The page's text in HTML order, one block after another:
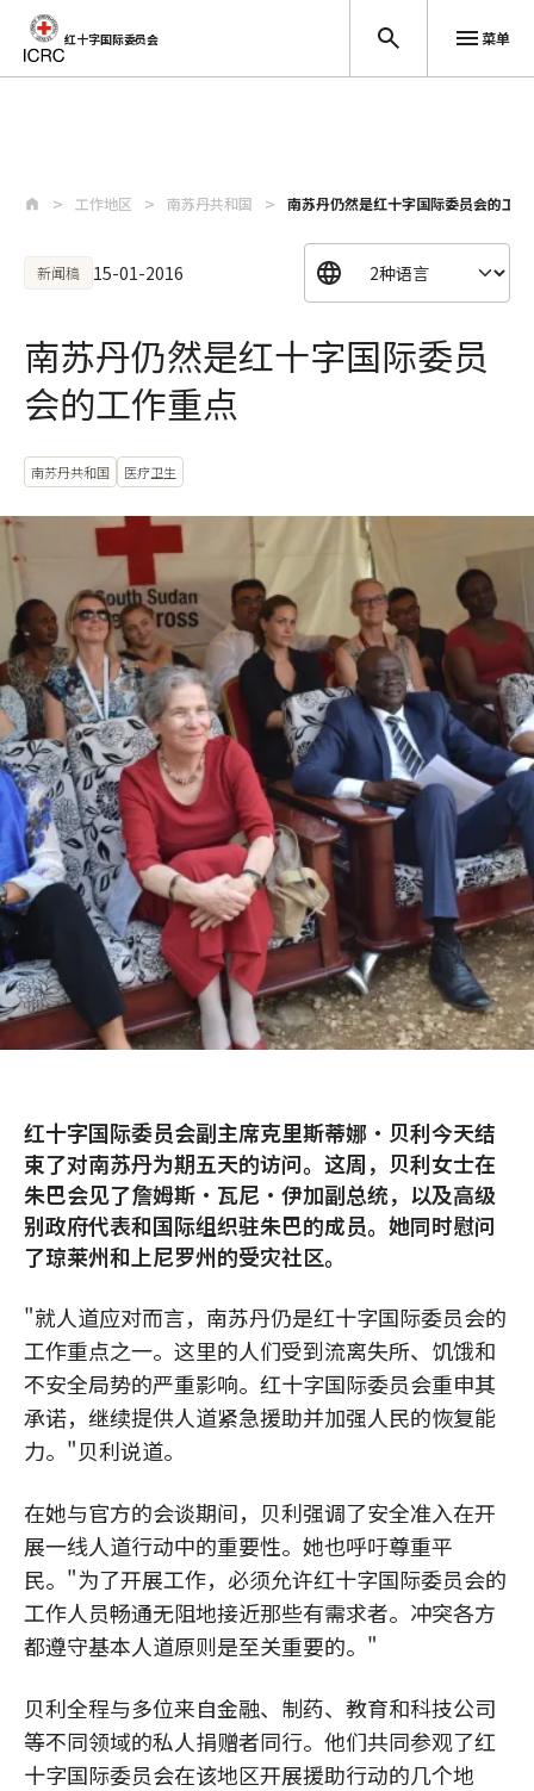
红十字国际委员会 菜单
工作地区 南苏丹共和国 南苏丹仍然是红十字国际委员会的工作
新闻稿 15-01-2016
南苏丹仍然是红十字国际委员
会的工作重点
南苏丹共和国 医疗卫生
红十字国际委员会副主席克里斯蒂娜·贝利今天结
束了对南苏丹为期五天的访问。这周，贝利女士在
朱巴会见了詹姆斯·瓦尼·伊加副总统，以及高级
别政府代表和国际组织驻朱巴的成员。她同时慰问
了琼莱州和上尼罗州的受灾社区。
"就人道应对而言，南苏丹仍是红十字国际委员会的
工作重点之一。这里的人们受到流离失所、饥饿和
不安全局势的严重影响。红十字国际委员会重申其
承诺，继续提供人道紧急援助并加强人民的恢复能
力。"贝利说道。
在她与官方的会谈期间，贝利强调了安全准入在开
展一线人道行动中的重要性。她也呼吁尊重平
民。"为了开展工作，必须允许红十字国际委员会的
工作人员畅通无阻地接近那些有需求者。冲突各方
都遵守基本人道原则是至关重要的。"
贝利全程与多位来自金融、制药、教育和科技公司
等不同领域的私人捐赠者同行。他们共同参观了红
十字国际委员会在该地区开展援助行动的几个地